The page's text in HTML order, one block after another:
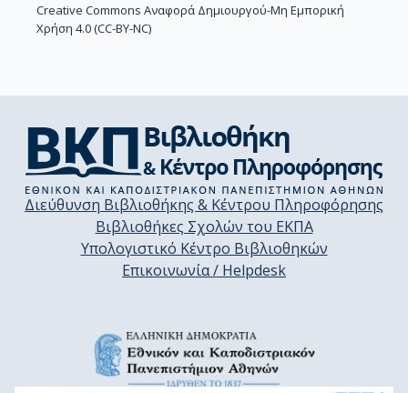
Creative Commons Αναφορά Δημιουργού-Μη Εμπορική
Χρήση 4.0 (CC-BY-NC)
Διεύθυνση Βιβλιοθήκης & Κέντρου Πληροφόρησης
Βιβλιοθήκες Σχολών του ΕΚΠΑ
Υπολογιστικό Κέντρο Βιβλιοθηκών
Επικοινωνία / Helpdesk